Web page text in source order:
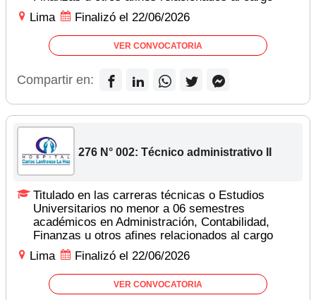
Lima
Finalizó el 22/06/2026
VER CONVOCATORIA
Compartir en:
276 N° 002: Técnico administrativo II
Titulado en las carreras técnicas o Estudios
Universitarios no menor a 06 semestres
académicos en Administración, Contabilidad,
Finanzas u otros afines relacionados al cargo
Lima
Finalizó el 22/06/2026
VER CONVOCATORIA